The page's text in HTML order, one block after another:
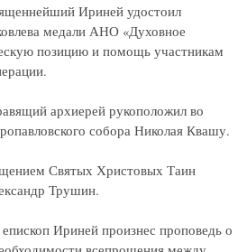
Ириней удостоил
медали АНО «Духовное
позицию и помощь участникам
архиерей рукоположил во
собора Николая Квашу.
Святых Христовых Таин
Трушин.
Ириней произнес проповедь о